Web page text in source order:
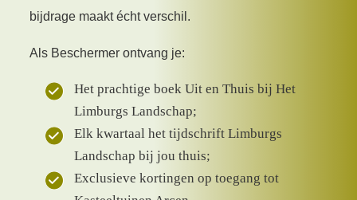
bijdrage maakt écht verschil.
Als Beschermer ontvang je:
Het prachtige boek Uit en Thuis bij Het
Limburgs Landschap;
Elk kwartaal het tijdschrift Limburgs
Landschap bij jou thuis;
Exclusieve kortingen op toegang tot